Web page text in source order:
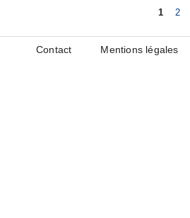
1 2
Contact Mentions légales